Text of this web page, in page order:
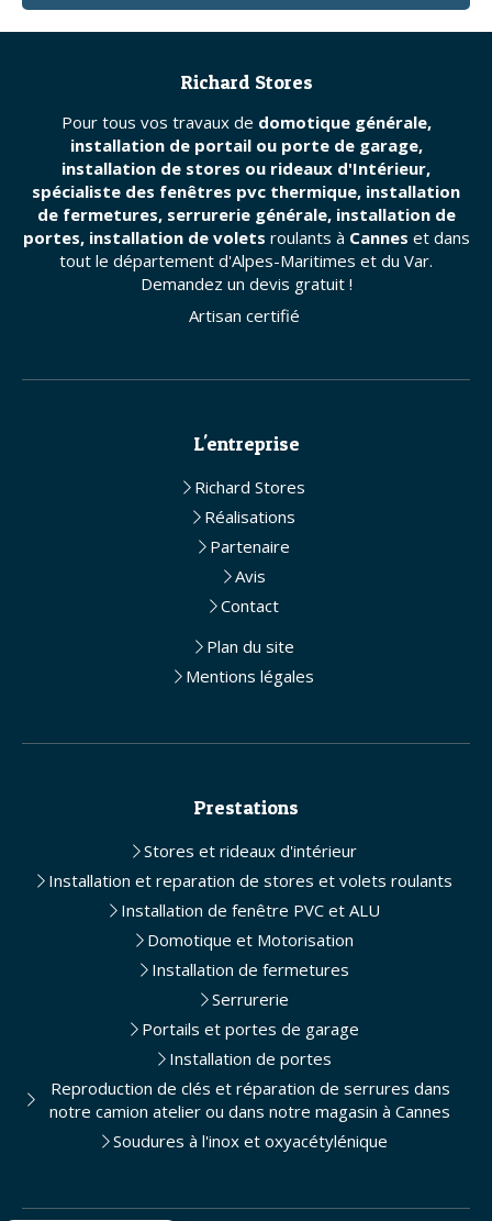
Richard Stores
Pour tous vos travaux de domotique générale,
installation de portail ou porte de garage,
installation de stores ou rideaux d'Intérieur,
spécialiste des fenêtres pvc thermique, installation
de fermetures, serrurerie générale, installation de
portes, installation de volets roulants à Cannes et dans
tout le département d'Alpes-Maritimes et du Var.
Demandez un devis gratuit !
Artisan certifié
L'entreprise
Richard Stores
Réalisations
Partenaire
Avis
Contact
Plan du site
Mentions légales
Prestations
Stores et rideaux d'intérieur
Installation et reparation de stores et volets roulants
Installation de fenêtre PVC et ALU
Domotique et Motorisation
Installation de fermetures
Serrurerie
Portails et portes de garage
Installation de portes
Reproduction de clés et réparation de serrures dans
notre camion atelier ou dans notre magasin à Cannes
Soudures à l'inox et oxyacétylénique